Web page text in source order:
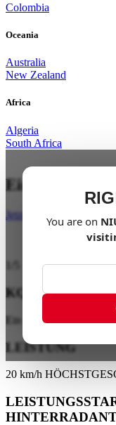
Colombia
Oceania
Australia
New Zealand
Africa
Algeria
South Africa
You are on
Ein neuer
Jetzt kaufen
KQi1
Ein neuer Standard für
LEISTUNG
20 km/h